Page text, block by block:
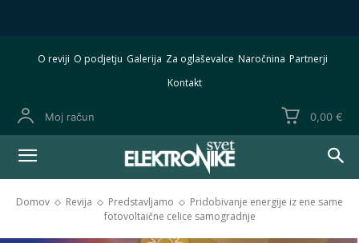
O reviji O podjetju Galerija Za oglaševalce Naročnina Partnerji
Kontakt
Moj račun 0,00 €
Domov Revija Predstavljamo
Pridobivanje energije iz ene same
fotovoltaične celice samogradnje